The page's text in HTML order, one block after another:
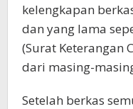
kelengkapan
dan yang lama
(Surat Keterangan
dari masing-
Setelah berkas